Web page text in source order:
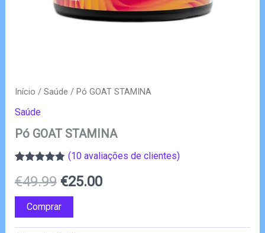
Início / Saúde / Pó GOAT STAMINA
Saúde
Pó GOAT STAMINA
com4.78em
5 com base
em
classificações
de clientes
(10 avaliações de clientes)
€49.99 O
preço
original
€25.00O
atual
Comprar